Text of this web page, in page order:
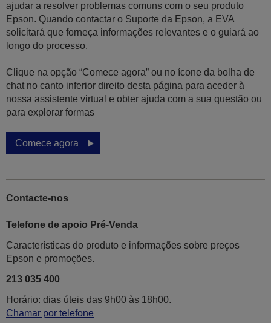
ajudar a resolver problemas comuns com o seu produto
Epson. Quando contactar o Suporte da Epson, a EVA
solicitará que forneça informações relevantes e o guiará ao
longo do processo.
Clique na opção “Comece agora” ou no ícone da bolha de
chat no canto inferior direito desta página para aceder à
nossa assistente virtual e obter ajuda com a sua questão ou
para explorar formas
Comece agora
Contacte-nos
Telefone de apoio Pré-Venda
Características do produto e informações sobre preços
Epson e promoções.
213 035 400
Horário: dias úteis das 9h00 às 18h00.
Chamar por telefone